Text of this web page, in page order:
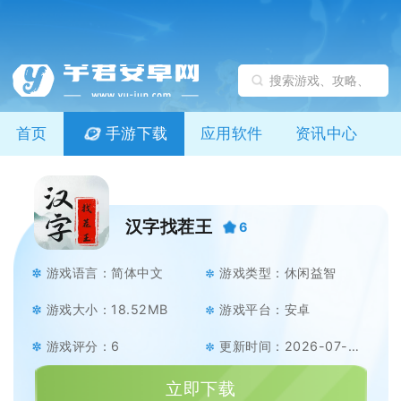
首页 手游下载 应用软件 资讯中心
汉字找茬王 6
游戏语言：简体中文 游戏类型：休闲益智
游戏大小：18.52MB 游戏平台：安卓
游戏评分：6 更新时间：2026-07-09
立即下载